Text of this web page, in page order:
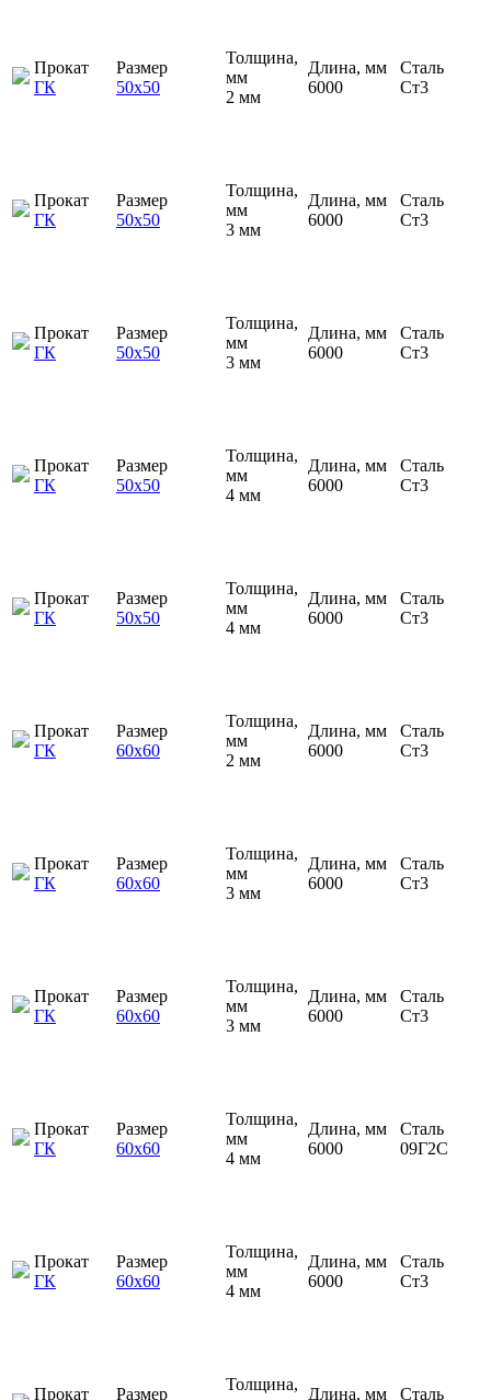
Прокат
ГК
Размер
50х50
Толщина,
мм
2 мм
Длина, мм
6000
Сталь
Ст3
Прокат
ГК
Размер
50х50
Толщина,
мм
3 мм
Длина, мм
6000
Сталь
Ст3
Прокат
ГК
Размер
50х50
Толщина,
мм
3 мм
Длина, мм
6000
Сталь
Ст3
Прокат
ГК
Размер
50х50
Толщина,
мм
4 мм
Длина, мм
6000
Сталь
Ст3
Прокат
ГК
Размер
50х50
Толщина,
мм
4 мм
Длина, мм
6000
Сталь
Ст3
Прокат
ГК
Размер
60х60
Толщина,
мм
2 мм
Длина, мм
6000
Сталь
Ст3
Прокат
ГК
Размер
60х60
Толщина,
мм
3 мм
Длина, мм
6000
Сталь
Ст3
Прокат
ГК
Размер
60х60
Толщина,
мм
3 мм
Длина, мм
6000
Сталь
Ст3
Прокат
ГК
Размер
60х60
Толщина,
мм
4 мм
Длина, мм
6000
Сталь
09Г2С
Прокат
ГК
Размер
60х60
Толщина,
мм
4 мм
Длина, мм
6000
Сталь
Ст3
Прокат Размер
Толщина,
Длина, мм Сталь